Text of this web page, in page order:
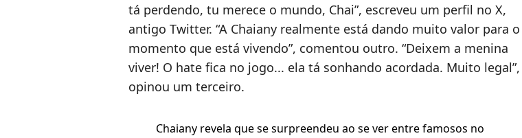
tá perdendo, tu merece o mundo, Chai”, escreveu um perfil no X,
antigo Twitter. “A Chaiany realmente está dando muito valor para o
momento que está vivendo”, comentou outro. “Deixem a menina
viver! O hate fica no jogo... ela tá sonhando acordada. Muito legal”,
opinou um terceiro.
Chaiany revela que se surpreendeu ao se ver entre famosos no